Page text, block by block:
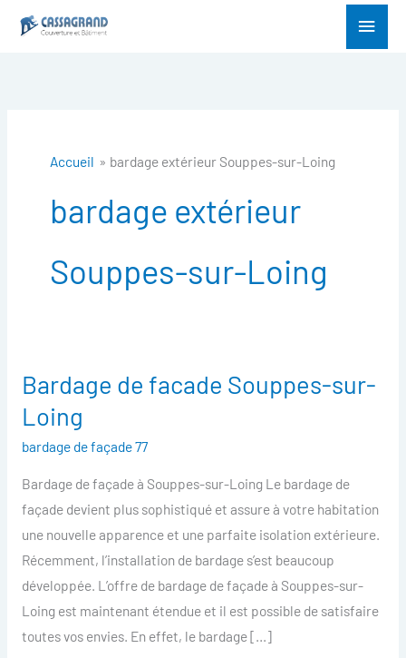
Menu
Accueil bardage extérieur Souppes-sur-Loing
bardage extérieur
Souppes-sur-Loing
Bardage de facade Souppes-sur-
Loing
bardage de façade 77
Bardage de façade à Souppes-sur-Loing Le bardage de
façade devient plus sophistiqué et assure à votre habitation
une nouvelle apparence et une parfaite isolation extérieure.
Récemment, l’installation de bardage s’est beaucoup
développée. L’offre de bardage de façade à Souppes-sur-
Loing est maintenant étendue et il est possible de satisfaire
toutes vos envies. En effet, le bardage […]
Bardage
de
facade
Souppes-
sur-
Loing